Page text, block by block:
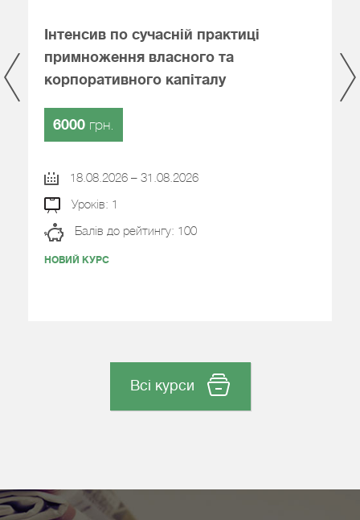
Інтенсив по сучасній практиці
примноження власного та
корпоративного капіталу
6000 грн.
18.08.2026 – 31.08.2026
Уроків: 1
Балів до рейтингу: 100
НОВИЙ КУРС
Всі курси